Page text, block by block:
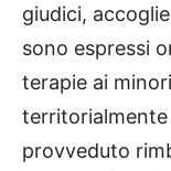
giudici,
sono espressi
terapie ai
provveduto